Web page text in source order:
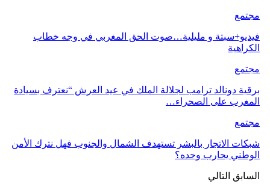
مجتمع
فيديو+سبتة و مليلية…صوت الحق المغربي في وجه خطاب
الكراهية
مجتمع
برقية دونالد ترامب لجلالة الملك في عيد العرش “نعترف بسيادة
المغرب على الصحراء…
مجتمع
شبكات الاتجار بالبشر تستهدف الشمال والجنوب فهل نترك الأمن
الوطني يحارب وحده؟
السابق التالي